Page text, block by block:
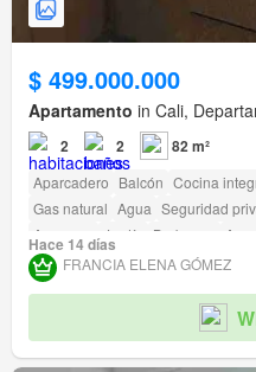
$ 499.000.000
Apartamento in Cali,
2 2 82 m²
Aparcadero Balcón Cocina
Gas natural Agua Seguridad
Ascensor
Jardín Barbecue
Hace 14 días
FRANCIA ELENA GÓMEZ